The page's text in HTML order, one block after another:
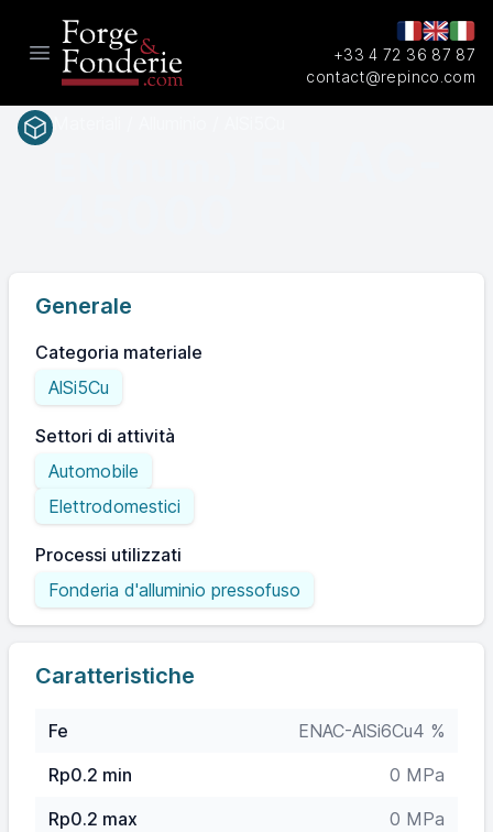
Open main menu
+33 4 72 36 87 87
contact@repinco.com
Generale
Categoria materiale
AlSi5Cu
Settori di attività
Automobile
Elettrodomestici
Processi utilizzati
Fonderia d'alluminio pressofuso
Caratteristiche
Fe
ENAC-AlSi6Cu4 %
Rp0.2 min
0 MPa
Rp0.2 max
0 MPa